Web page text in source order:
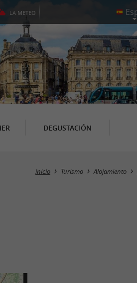
LA METEO
DEGUSTACIÓN
inicio Turismo Alojamiento